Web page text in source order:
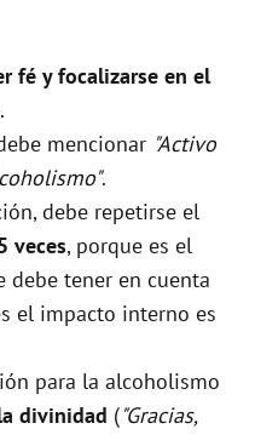
fé y focalizarse en el
mencionar "Activo
.
debe repetirse el
veces, porque es el
debe tener en cuenta
el impacto interno es
para la alcoholismo
divinidad ("Gracias,